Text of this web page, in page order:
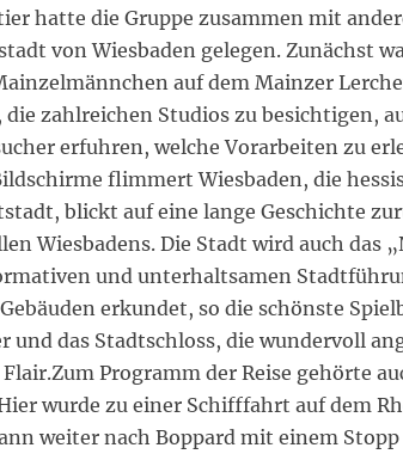
hatte die Gruppe zusammen mit
von Wiesbaden gelegen. Zunächst
auf dem Mainzer
zahlreichen Studios zu besichtigen,
erfuhren, welche Vorarbeiten zu
flimmert Wiesbaden, die
blickt auf eine lange Geschichte
Wiesbadens. Die Stadt wird auch das
und unterhaltsamen
erkundet, so die schönste
und das Stadtschloss, die wundervoll
Programm der Reise gehörte
wurde zu einer Schifffahrt auf dem
weiter nach Boppard mit einem